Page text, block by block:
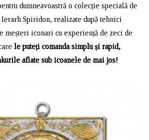
dumneavoastră o colecție specială de
Ierarh Spiridon, realizate după tehnici
meșteri iconari cu experiență de zeci de
le puteți comanda simplu și rapid,
aflate sub icoanele de mai jos!